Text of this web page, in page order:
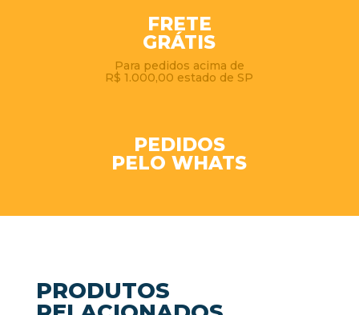
FRETE
GRÁTIS
Para pedidos acima de
R$ 1.000,00 estado de SP
PEDIDOS
PELO WHATS
PRODUTOS